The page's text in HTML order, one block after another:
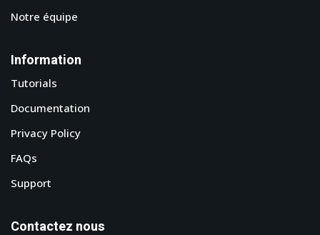
Notre équipe
Information
Tutorials
Documentation
Privacy Policy
FAQs
Support
Contactez nous